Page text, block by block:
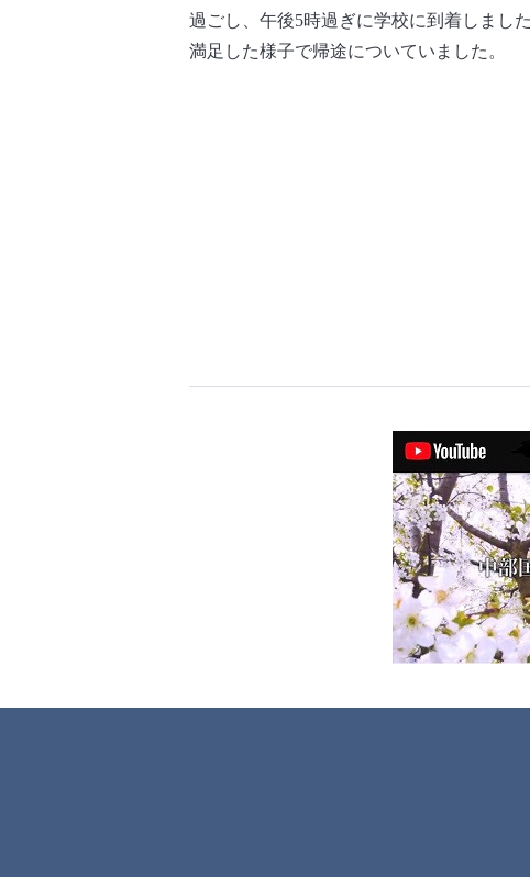
過ごし、午後5時過ぎに学校に到着しまし
満足した様子で帰途についていました。